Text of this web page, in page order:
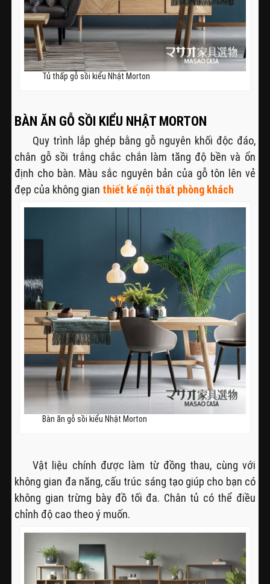
Tủ thấp gỗ sồi kiểu Nhật Morton
BÀN ĂN GỖ SỒI KIỂU NHẬT MORTON
Quy trình lắp ghép bằng gỗ nguyên khối độc đáo,
chân gỗ sồi trắng chắc chắn làm tăng độ bền và ổn
định cho bàn. Màu sắc nguyên bản của gỗ tôn lên vẻ
đẹp của không gian thiết kế nội thất phòng khách
Bàn ăn gỗ sồi kiểu Nhật Morton
Vật liệu chính được làm từ đồng thau, cùng với
không gian đa năng, cấu trúc sáng tạo giúp cho bạn có
không gian trừng bày đồ tối đa. Chân tủ có thể điều
chỉnh độ cao theo ý muốn.